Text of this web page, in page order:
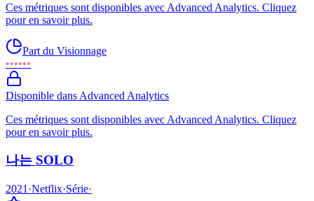
Ces métriques sont disponibles avec Advanced Analytics. Cliquez
pour en savoir plus.
Part du Visionnage
••••••
Disponible dans Advanced Analytics
Ces métriques sont disponibles avec Advanced Analytics. Cliquez
pour en savoir plus.
나는 SOLO
2021 ·Netflix·Série·